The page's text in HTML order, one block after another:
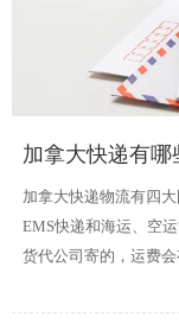
加拿大快递有哪
加拿大快递物流有四
EMS快递和海运、空
货代公司寄的，运费